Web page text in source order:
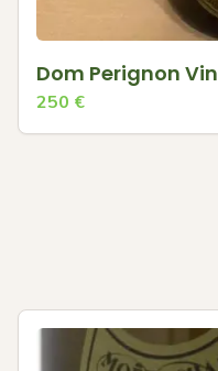
Dom Perignon
250 €